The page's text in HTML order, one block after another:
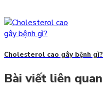
Cholesterol cao gây bệnh gì?
Bài viết liên quan